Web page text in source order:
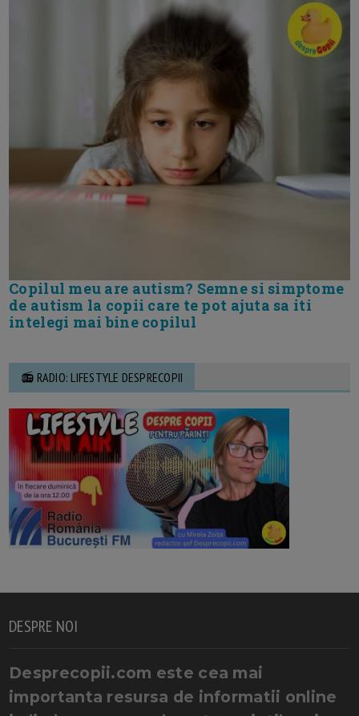
Copilul meu are autism? Semne si simptome
de autism la copii care te pot ajuta sa iti
intelegi mai bine copilul
📻 RADIO: LIFESTYLE DESPRECOPII
DESPRE NOI
Desprecopii.com este cea mai
importanta resursa de informatii online